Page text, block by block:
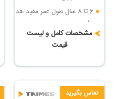
6 تا 8 سال طول عمر مفید هد
چاپ
سرعت چاپ : تا 84 مترمربع
بزرگترین دستگاه چاپ فلتبد
مشخصات کامل و لیست
قیمت
تماس بگیرید